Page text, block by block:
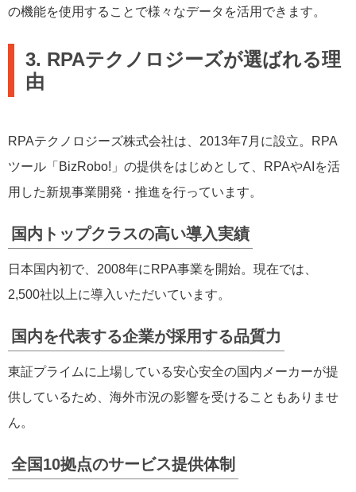
の機能を使用することで様々なデータを活用できます。
3. RPAテクノロジーズが選ばれる理
由
RPAテクノロジーズ株式会社は、2013年7月に設立。RPA
ツール「BizRobo!」の提供をはじめとして、RPAやAIを活
用した新規事業開発・推進を行っています。
国内トップクラスの高い導入実績
日本国内初で、2008年にRPA事業を開始。現在では、
2,500社以上に導入いただいています。
国内を代表する企業が採用する品質力
東証プライムに上場している安心安全の国内メーカーが提
供しているため、海外市況の影響を受けることもありませ
ん。
全国10拠点のサービス提供体制